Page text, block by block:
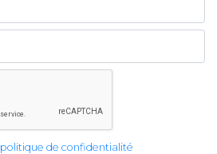
politique de confidentialité